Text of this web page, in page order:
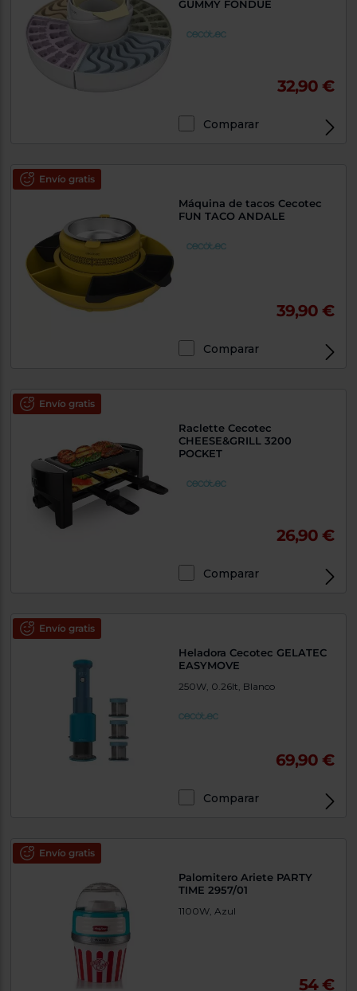
GUMMY FONDUE
32,90 €
Comparar
Envío gratis
Máquina de tacos Cecotec
FUN TACO ANDALE
39,90 €
Comparar
Envío gratis
Raclette Cecotec
CHEESE&GRILL 3200
POCKET
26,90 €
Comparar
Envío gratis
Heladora Cecotec GELATEC
EASYMOVE
250W, 0.26lt, Blanco
69,90 €
Comparar
Envío gratis
Palomitero Ariete PARTY
TIME 2957/01
1100W, Azul
54 €